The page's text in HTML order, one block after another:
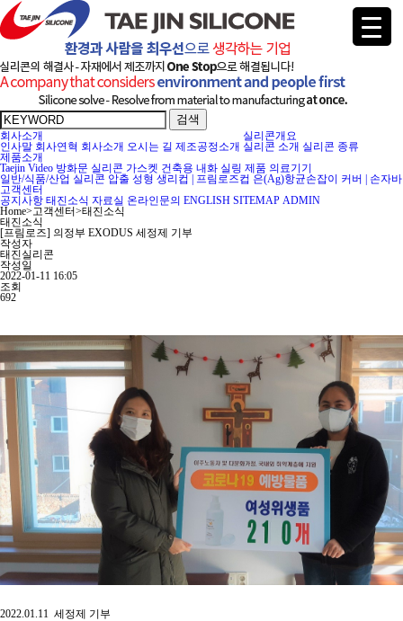
검색
회사소개
인사말 회사연혁 회사소개 오시는 길 제조공정소개
실리콘개요
실리콘 소개 실리콘 종류
제품소개
Taejin Video 방화문 실리콘 가스켓 건축용 내화 실링 제품 의료기기
일반/식품/산업 실리콘 압출 성형 생리컵 | 프림로즈컵 은(Ag)항균손잡이 커버 | 손자바
고객센터
공지사항 태진소식 자료실 온라인문의 ENGLISH SITEMAP ADMIN
Home>고객센터>태진소식
태진소식
[프림로즈] 의정부 EXODUS 세정제 기부
작성자
태진실리콘
작성일
2022-01-11 16:05
조회
692
2022.01.11 세정제 기부